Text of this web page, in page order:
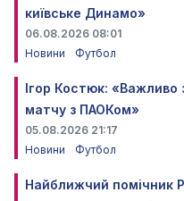
київське Динамо»
06.08.2026 08:01
Новини
Футбол
Ігор Костюк: «Важливо
матчу з ПАОКом»
05.08.2026 21:17
Новини
Футбол
Найближчий помічник